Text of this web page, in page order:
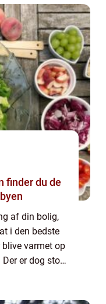
af din bolig,
i den bedste
varmet op
er dog stor